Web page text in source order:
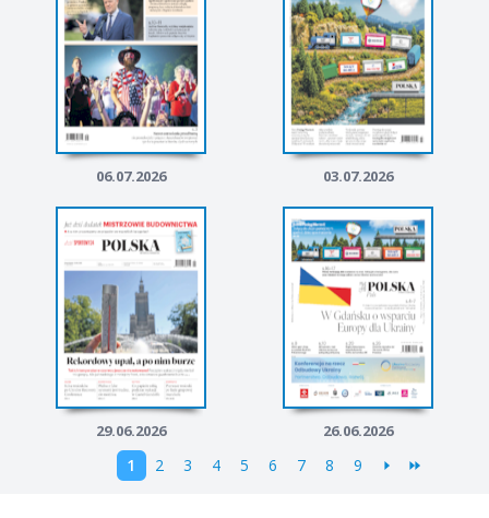
06.07.2026 03.07.2026
29.06.2026 26.06.2026
1 2 3 4 5 6 7 8 9